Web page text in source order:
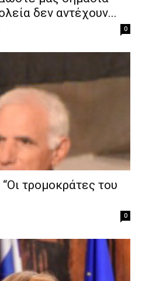
δεν αντέχουν...
0
τρομοκράτες του
0